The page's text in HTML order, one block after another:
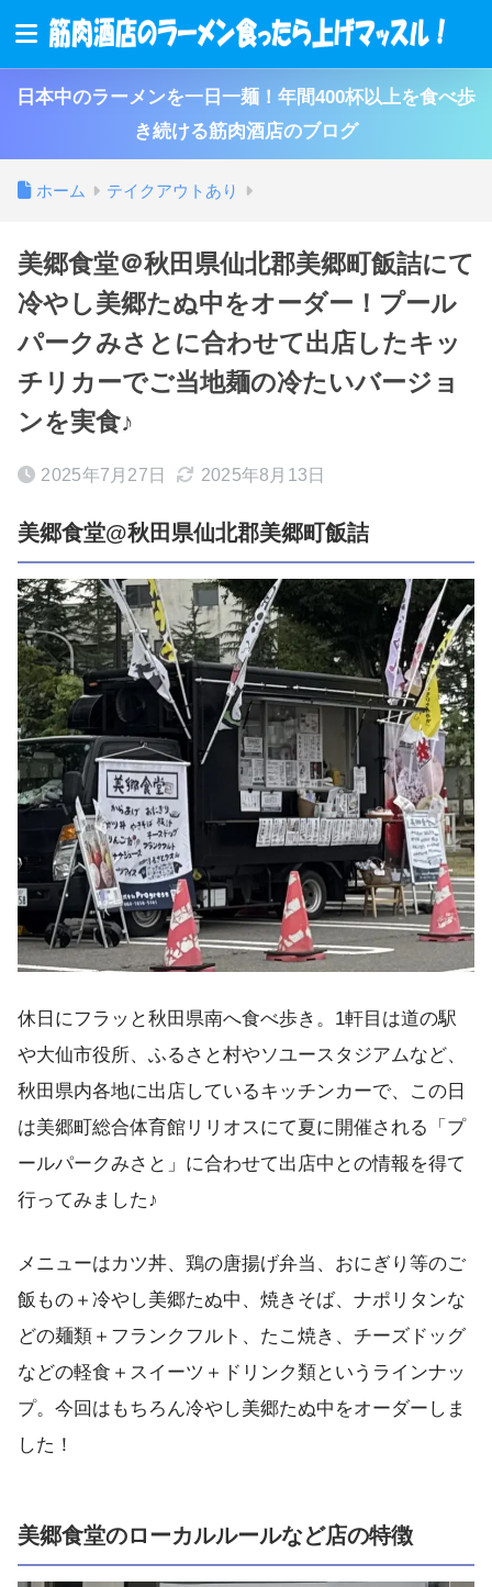
日本中のラーメンを一日一麺！年間400杯以上を食べ歩
き続ける筋肉酒店のブログ
ホーム テイクアウトあり
美郷食堂＠秋田県仙北郡美郷町飯詰にて
冷やし美郷たぬ中をオーダー！プール
パークみさとに合わせて出店したキッ
チリカーでご当地麺の冷たいバージョ
ンを実食♪
2025年7月27日 2025年8月13日
美郷食堂@秋田県仙北郡美郷町飯詰
休日にフラッと秋田県南へ食べ歩き。1軒目は道の駅
や大仙市役所、ふるさと村やソユースタジアムなど、
秋田県内各地に出店しているキッチンカーで、この日
は美郷町総合体育館リリオスにて夏に開催される「プ
ールパークみさと」に合わせて出店中との情報を得て
行ってみました♪
メニューはカツ丼、鶏の唐揚げ弁当、おにぎり等のご
飯もの＋冷やし美郷たぬ中、焼きそば、ナポリタンな
どの麺類＋フランクフルト、たこ焼き、チーズドッグ
などの軽食＋スイーツ＋ドリンク類というラインナッ
プ。今回はもちろん冷やし美郷たぬ中をオーダーしま
した！
美郷食堂のローカルルールなど店の特徴